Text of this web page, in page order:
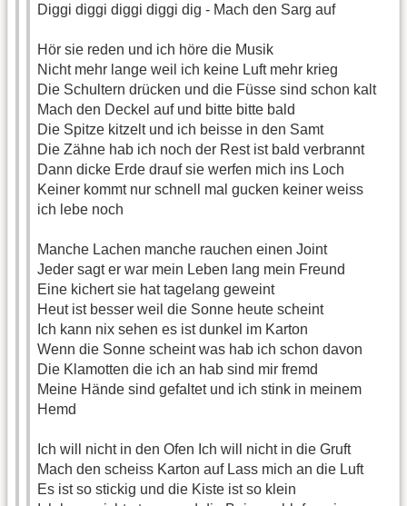
Diggi diggi diggi diggi dig - Mach den Sarg auf
Hör sie reden und ich höre die Musik
Nicht mehr lange weil ich keine Luft mehr krieg
Die Schultern drücken und die Füsse sind schon kalt
Mach den Deckel auf und bitte bitte bald
Die Spitze kitzelt und ich beisse in den Samt
Die Zähne hab ich noch der Rest ist bald verbrannt
Dann dicke Erde drauf sie werfen mich ins Loch
Keiner kommt nur schnell mal gucken keiner weiss
ich lebe noch
Manche Lachen manche rauchen einen Joint
Jeder sagt er war mein Leben lang mein Freund
Eine kichert sie hat tagelang geweint
Heut ist besser weil die Sonne heute scheint
Ich kann nix sehen es ist dunkel im Karton
Wenn die Sonne scheint was hab ich schon davon
Die Klamotten die ich an hab sind mir fremd
Meine Hände sind gefaltet und ich stink in meinem
Hemd
Ich will nicht in den Ofen Ich will nicht in die Gruft
Mach den scheiss Karton auf Lass mich an die Luft
Es ist so stickig und die Kiste ist so klein